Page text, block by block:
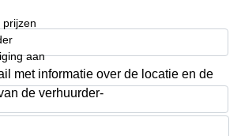
prijzen
aan
met informatie over de locatie en de
de verhuurder-